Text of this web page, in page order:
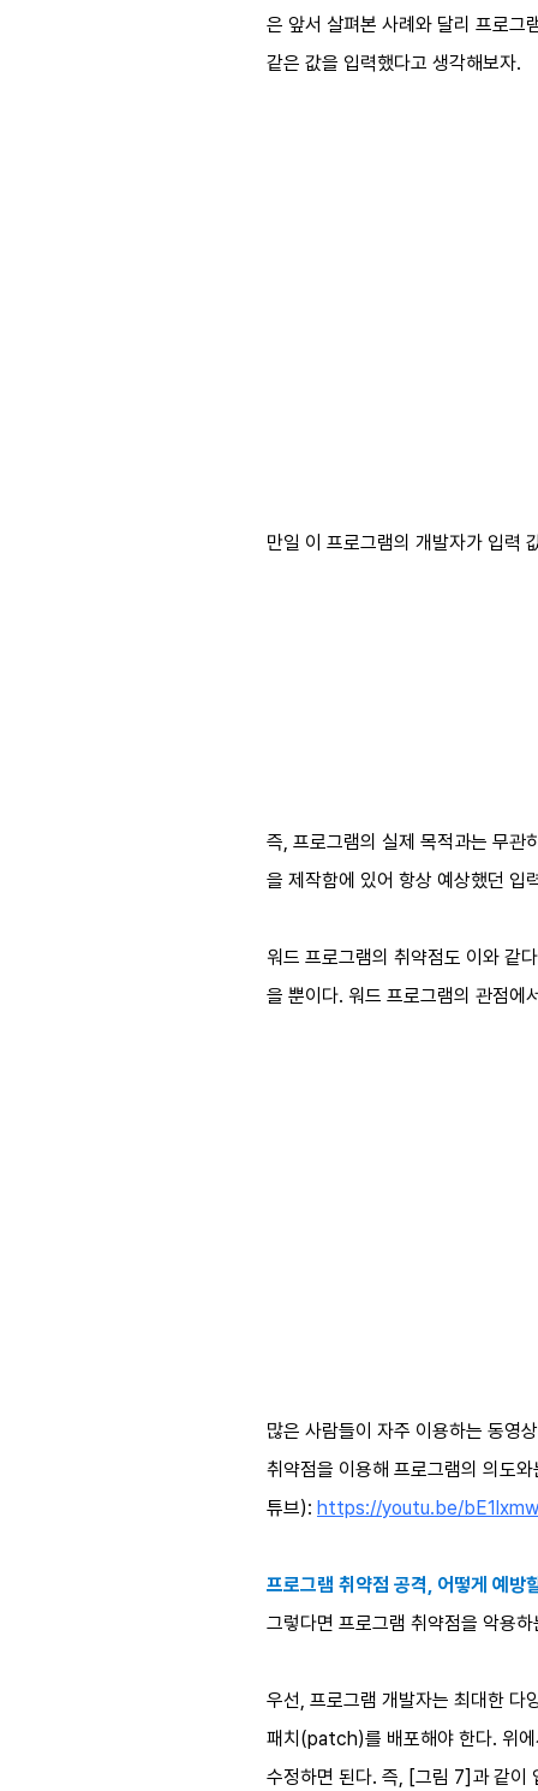
은 앞서 살펴본 사례와 달리 프로그
같은 값을 입력했다고 생각해보자.
만일 이 프로그램의 개발자가 입력
즉, 프로그램의 실제 목적과는 무관
을 제작함에 있어 항상 예상했던 입
워드 프로그램의 취약점도 이와 같
을 뿐이다. 워드 프로그램의 관점에
많은 사람들이 자주 이용하는 동영
취약점을 이용해 프로그램의 의도
튜브): https://youtu.be/
프로그램 취약점 공격, 어떻게 예방
그렇다면 프로그램 취약점을 악용
우선, 프로그램 개발자는 최대한 다
패치(patch)를 배포해야 한다. 위에
수정하면 된다. 즉, [그림 7]과 같이